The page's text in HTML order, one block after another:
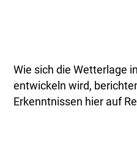
Wie sich die Wetterlage
entwickeln wird,
Erkenntnissen hier auf